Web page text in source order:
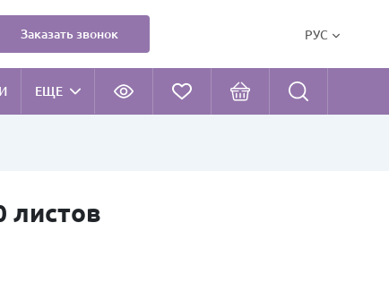
Заказать звонок РУС
ЕЩЕ
листов